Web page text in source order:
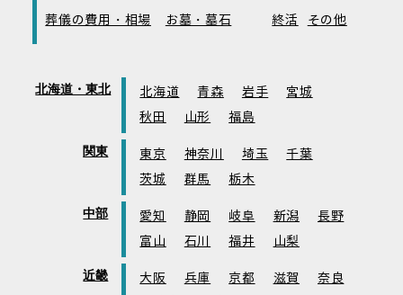
葬儀の費用・相場
お墓・墓石 終活 その他
北海道・東北 北海道 青森 岩手
宮城
秋田
山形 福島
関東 東京 神奈川 埼玉
千葉
茨城
群馬 栃木
中部 愛知 静岡 岐阜 新潟
長野
富山
石川 福井 山梨
近畿 大阪 兵庫 京都 滋賀
奈良